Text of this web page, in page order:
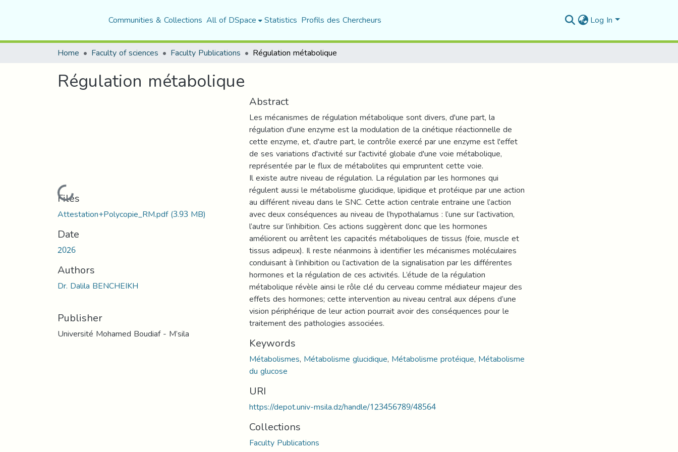
Communities & Collections All of DSpace Statistics Profils des Chercheurs Log In
Home Faculty of sciences Faculty Publications Régulation métabolique
Régulation métabolique
Loading...
Files
Attestation+Polycopie_RM.pdf(3.93 MB)
Date
2026
Authors
Dr. Dalila BENCHEIKH
Publisher
Université Mohamed Boudiaf - M’sila
Abstract
Les mécanismes de régulation métabolique sont divers, d'une part, la
régulation d'une enzyme est la modulation de la cinétique réactionnelle de
cette enzyme, et, d'autre part, le contrôle exercé par une enzyme est l'effet
de ses variations d'activité sur l'activité globale d'une voie métabolique,
représentée par le flux de métabolites qui empruntent cette voie.
Il existe autre niveau de régulation. La régulation par les hormones qui
régulent aussi le métabolisme glucidique, lipidique et protéique par une action
au différent niveau dans le SNC. Cette action centrale entraine une l’action
avec deux conséquences au niveau de l’hypothalamus : l’une sur l’activation,
l’autre sur l’inhibition. Ces actions suggèrent donc que les hormones
améliorent ou arrêtent les capacités métaboliques de tissus (foie, muscle et
tissus adipeux). Il reste néanmoins à identifier les mécanismes moléculaires
conduisant à l’inhibition ou l’activation de la signalisation par les différentes
hormones et la régulation de ces activités. L’étude de la régulation
métabolique révèle ainsi le rôle clé du cerveau comme médiateur majeur des
effets des hormones; cette intervention au niveau central aux dépens d’une
vision périphérique de leur action pourrait avoir des conséquences pour le
traitement des pathologies associées.
Keywords
Métabolismes, Métabolisme glucidique, Métabolisme protéique, Métabolisme
du glucose
URI
https://depot.univ-msila.dz/handle/123456789/48564
Collections
Faculty Publications